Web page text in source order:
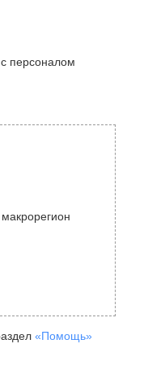
персоналом
«Помощь»